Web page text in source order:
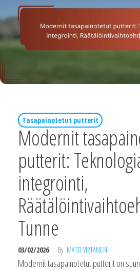
Tasapainotetut putterit
Modernit
putterit:
integrointi,
Tunne
03/02/2026 By MATTI VIRTANEN
Modernit tasapainotetut putterit on